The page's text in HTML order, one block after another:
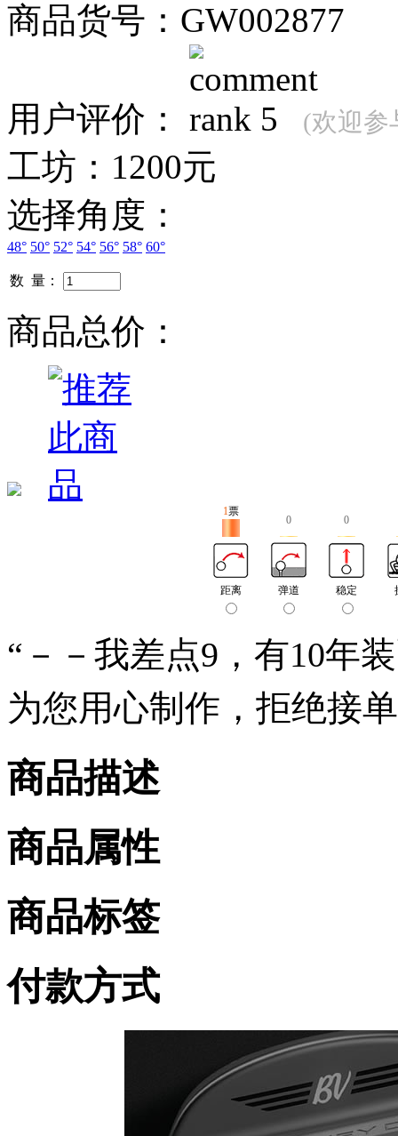
商品货号：GW002877
用户评价： (欢迎参
工坊： 1200元
选择角度：
48° 50° 52° 54° 56° 58° 60°
数 量：
商品总价：
1票
0 0
距离 弹道 稳定
“－－我差点9，有10年
为您用心制作，拒绝接
商品描述
商品属性
商品标签
付款方式